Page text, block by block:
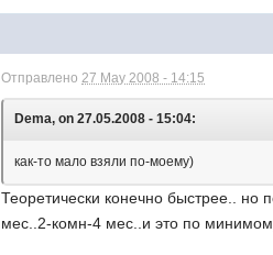
Отправлено27 May 2008 - 14:15
Dema, on 27.05.2008 - 15:04:
как-то мало взяли по-моему)
Теоретически конечно быстрее..
мес..2-комн-4 мес..и это по